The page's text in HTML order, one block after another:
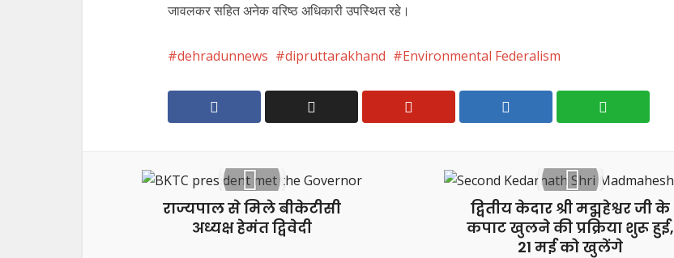
जावलकर सहित अनेक वरिष्ठ अधिकारी उपस्थित रहे।
dehradunnews dipruttarakhand Environmental Federalism
राज्यपाल से मिले बीकेटीसी
अध्यक्ष हेमंत द्विवेदी
द्वितीय केदार श्री मद्महेश्वर जी के
कपाट खुलने की प्रक्रिया शुरू हुई,
21 मई को खुलेंगे